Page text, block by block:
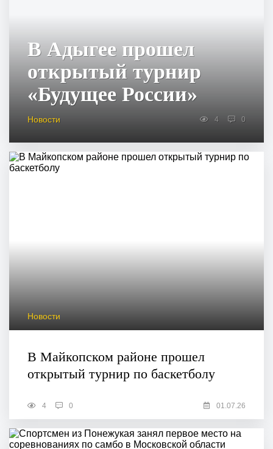
В Адыгее прошел
открытый турнир
«Будущее России»
Новости 4 0
Новости
В Майкопском районе прошел
открытый турнир по баскетболу
4 0 01.07.26